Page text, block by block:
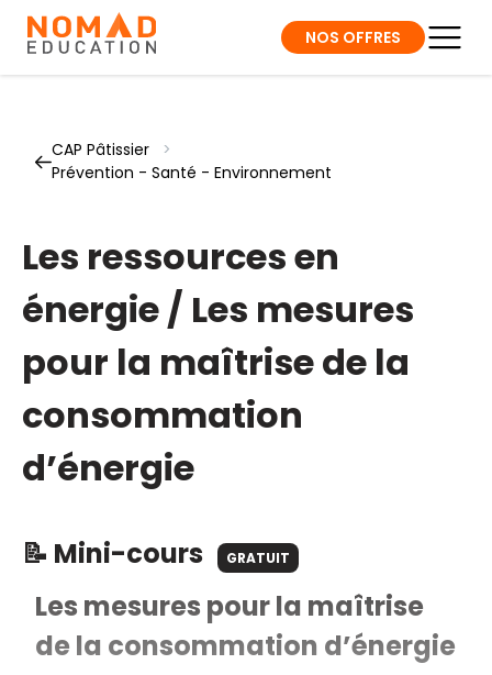
NOS OFFRES
CAP Pâtissier
>
Prévention - Santé - Environnement
Les ressources en
énergie / Les mesures
pour la maîtrise de la
consommation
d’énergie
📝 Mini-cours GRATUIT
Les mesures pour la maîtrise
de la consommation d’énergie